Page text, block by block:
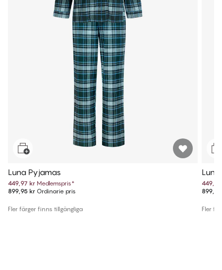
Luna Pyjamas
449,97 kr Medlemspris*
899,95 kr Ordinarie pris
Fler färger finns tillgängliga Fler